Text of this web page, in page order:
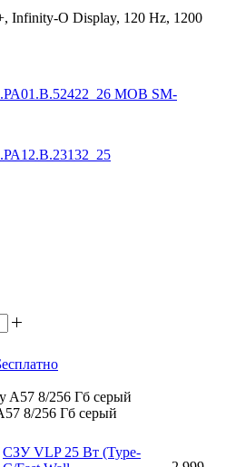
Infinity-O Display, 120 Hz, 1200
MOB SM-
8/256 Гб серый
СЗУ VLP 25 Вт (Type-